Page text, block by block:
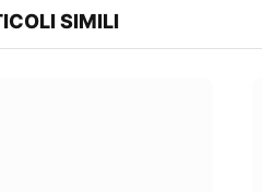
SIMILI